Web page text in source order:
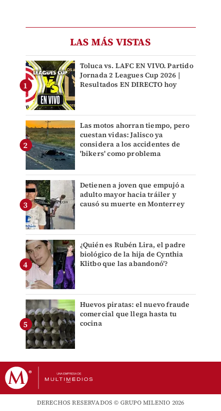
LAS MÁS VISTAS
Toluca vs. LAFC EN VIVO. Partido
Jornada 2 Leagues Cup 2026 |
Resultados EN DIRECTO hoy
Las motos ahorran tiempo, pero
cuestan vidas: Jalisco ya
considera a los accidentes de
'bikers' como problema
Detienen a joven que empujó a
adulto mayor hacia tráiler y
causó su muerte en Monterrey
¿Quién es Rubén Lira, el padre
biológico de la hija de Cynthia
Klitbo que las abandonó'?
Huevos piratas: el nuevo fraude
comercial que llega hasta tu
cocina
DERECHOS RESERVADOS © GRUPO MILENIO 2026